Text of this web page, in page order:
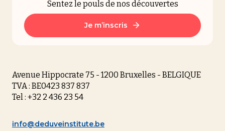
Sentez le pouls de nos découvertes
Je m’inscris
Avenue Hippocrate 75 - 1200 Bruxelles - BELGIQUE
TVA : BE0423 837 837
Tel : +32 2 436 23 54
info@deduveinstitute.be